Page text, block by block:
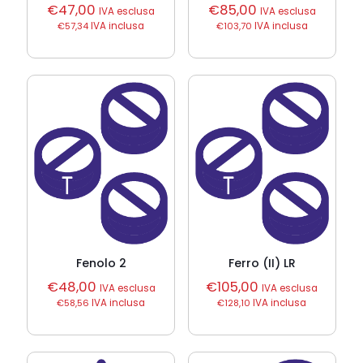
€47,00 IVA esclusa
€57,34IVA inclusa
€85,00 IVA esclusa
€103,70 IVA inclusa
Fenolo 2
€48,00 IVA esclusa
€58,56 IVA inclusa
Ferro (II) LR
€105,00 IVA esclusa
€128,10 IVA inclusa